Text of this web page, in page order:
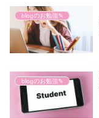
blogのお勉強✎
blogのお勉強✎